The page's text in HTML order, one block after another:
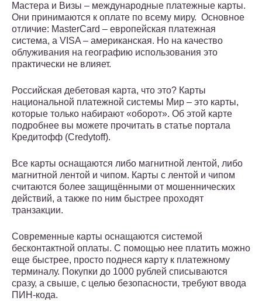
Мастера и Визы – международные платежные карты.
Они принимаются к оплате по всему миру. Основное
отличие: MasterCard – европейская платежная
система, а VISA – американская. Но на качество
облуживания на географию использования это
практически не влияет.
Российская дебетовая карта, что это? Карты
национальной платежной системы Мир – это карты,
которые только набирают «оборот». Об этой карте
подробнее вы можете прочитать в статье портала
Кредитофф (Credytoff).
Все карты оснащаются либо магнитной лентой, либо
магнитной лентой и чипом. Карты с лентой и чипом
считаются более защищёнными от мошеннических
действий, а также по ним быстрее проходят
транзакции.
Современные карты оснащаются системой
бесконтактной оплаты. С помощью нее платить можно
еще быстрее, просто поднеся карту к платежному
терминалу. Покупки до 1000 рублей списываются
сразу, а свыше, с целью безопасности, требуют ввода
ПИН-кода.